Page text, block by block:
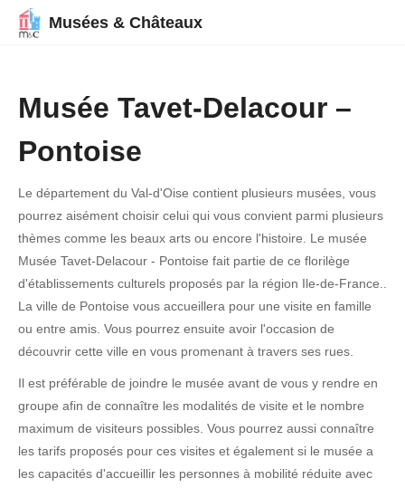
Musées & Châteaux
Musée Tavet-Delacour –
Pontoise
Le département du Val-d'Oise contient plusieurs musées, vous
pourrez aisément choisir celui qui vous convient parmi plusieurs
thèmes comme les beaux arts ou encore l'histoire. Le musée
Musée Tavet-Delacour - Pontoise fait partie de ce florilège
d'établissements culturels proposés par la région Ile-de-France..
La ville de Pontoise vous accueillera pour une visite en famille
ou entre amis. Vous pourrez ensuite avoir l'occasion de
découvrir cette ville en vous promenant à travers ses rues.
Il est préférable de joindre le musée avant de vous y rendre en
groupe afin de connaître les modalités de visite et le nombre
maximum de visiteurs possibles. Vous pourrez aussi connaître
les tarifs proposés pour ces visites et également si le musée a
les capacités d'accueillir les personnes à mobilité réduite avec